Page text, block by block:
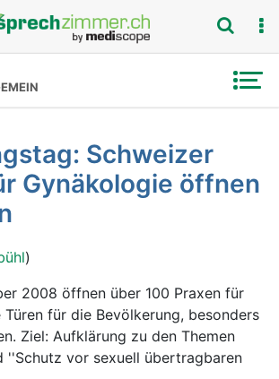
Schweizer
Gynäkologie öffnen
)
2008 öffnen über 100 Praxen für
für die Bevölkerung, besonders
Ziel: Aufklärung zu den Themen
''Schutz vor sexuell übertragbaren